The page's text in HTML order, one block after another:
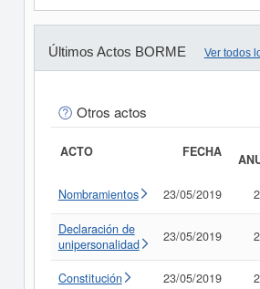
Últimos Actos BORME Ver todos
Otros actos
ACTO FECHA
Nombramientos 23/05/2019
Declaración de
unipersonalidad
23/05/2019
Constitución 23/05/2019